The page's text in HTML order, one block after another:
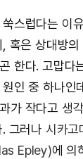
스럽다는 이
혹은 상대방의
한다. 고맙다
인 중 하나인
가 작다고 생
그러나 시카고
Epley)에 의